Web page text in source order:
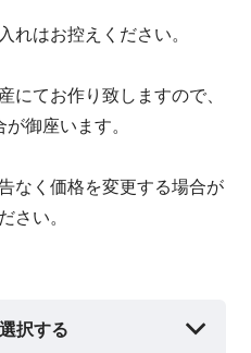
れはお控えください。
てお作り致しますので、
御座います。
なく価格を変更する場合が
さい。
択する